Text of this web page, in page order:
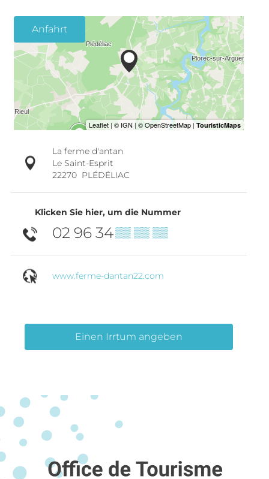
Anfahrt
La ferme d'antan
Le Saint-Esprit
22270 PLÉDÉLIAC
Klicken Sie hier, um die Nummer
02 96 34▒▒ ▒▒ ▒▒
www.ferme-dantan22.com
Einen Irrtum angeben